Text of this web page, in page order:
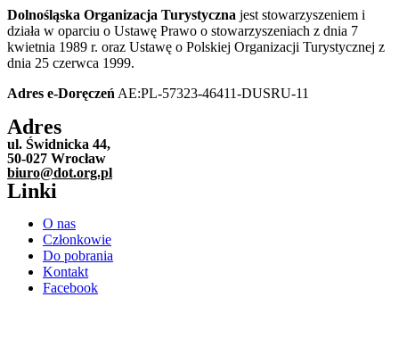
Dolnośląska Organizacja Turystyczna jest stowarzyszeniem i
działa w oparciu o Ustawę Prawo o stowarzyszeniach z dnia 7
kwietnia 1989 r. oraz Ustawę o Polskiej Organizacji Turystycznej z
dnia 25 czerwca 1999.
Adres e-Doręczeń AE:PL-57323-46411-DUSRU-11
Adres
ul. Świdnicka 44,
50-027 Wrocław
biuro@dot.org.pl
Linki
O nas
Członkowie
Do pobrania
Kontakt
Facebook